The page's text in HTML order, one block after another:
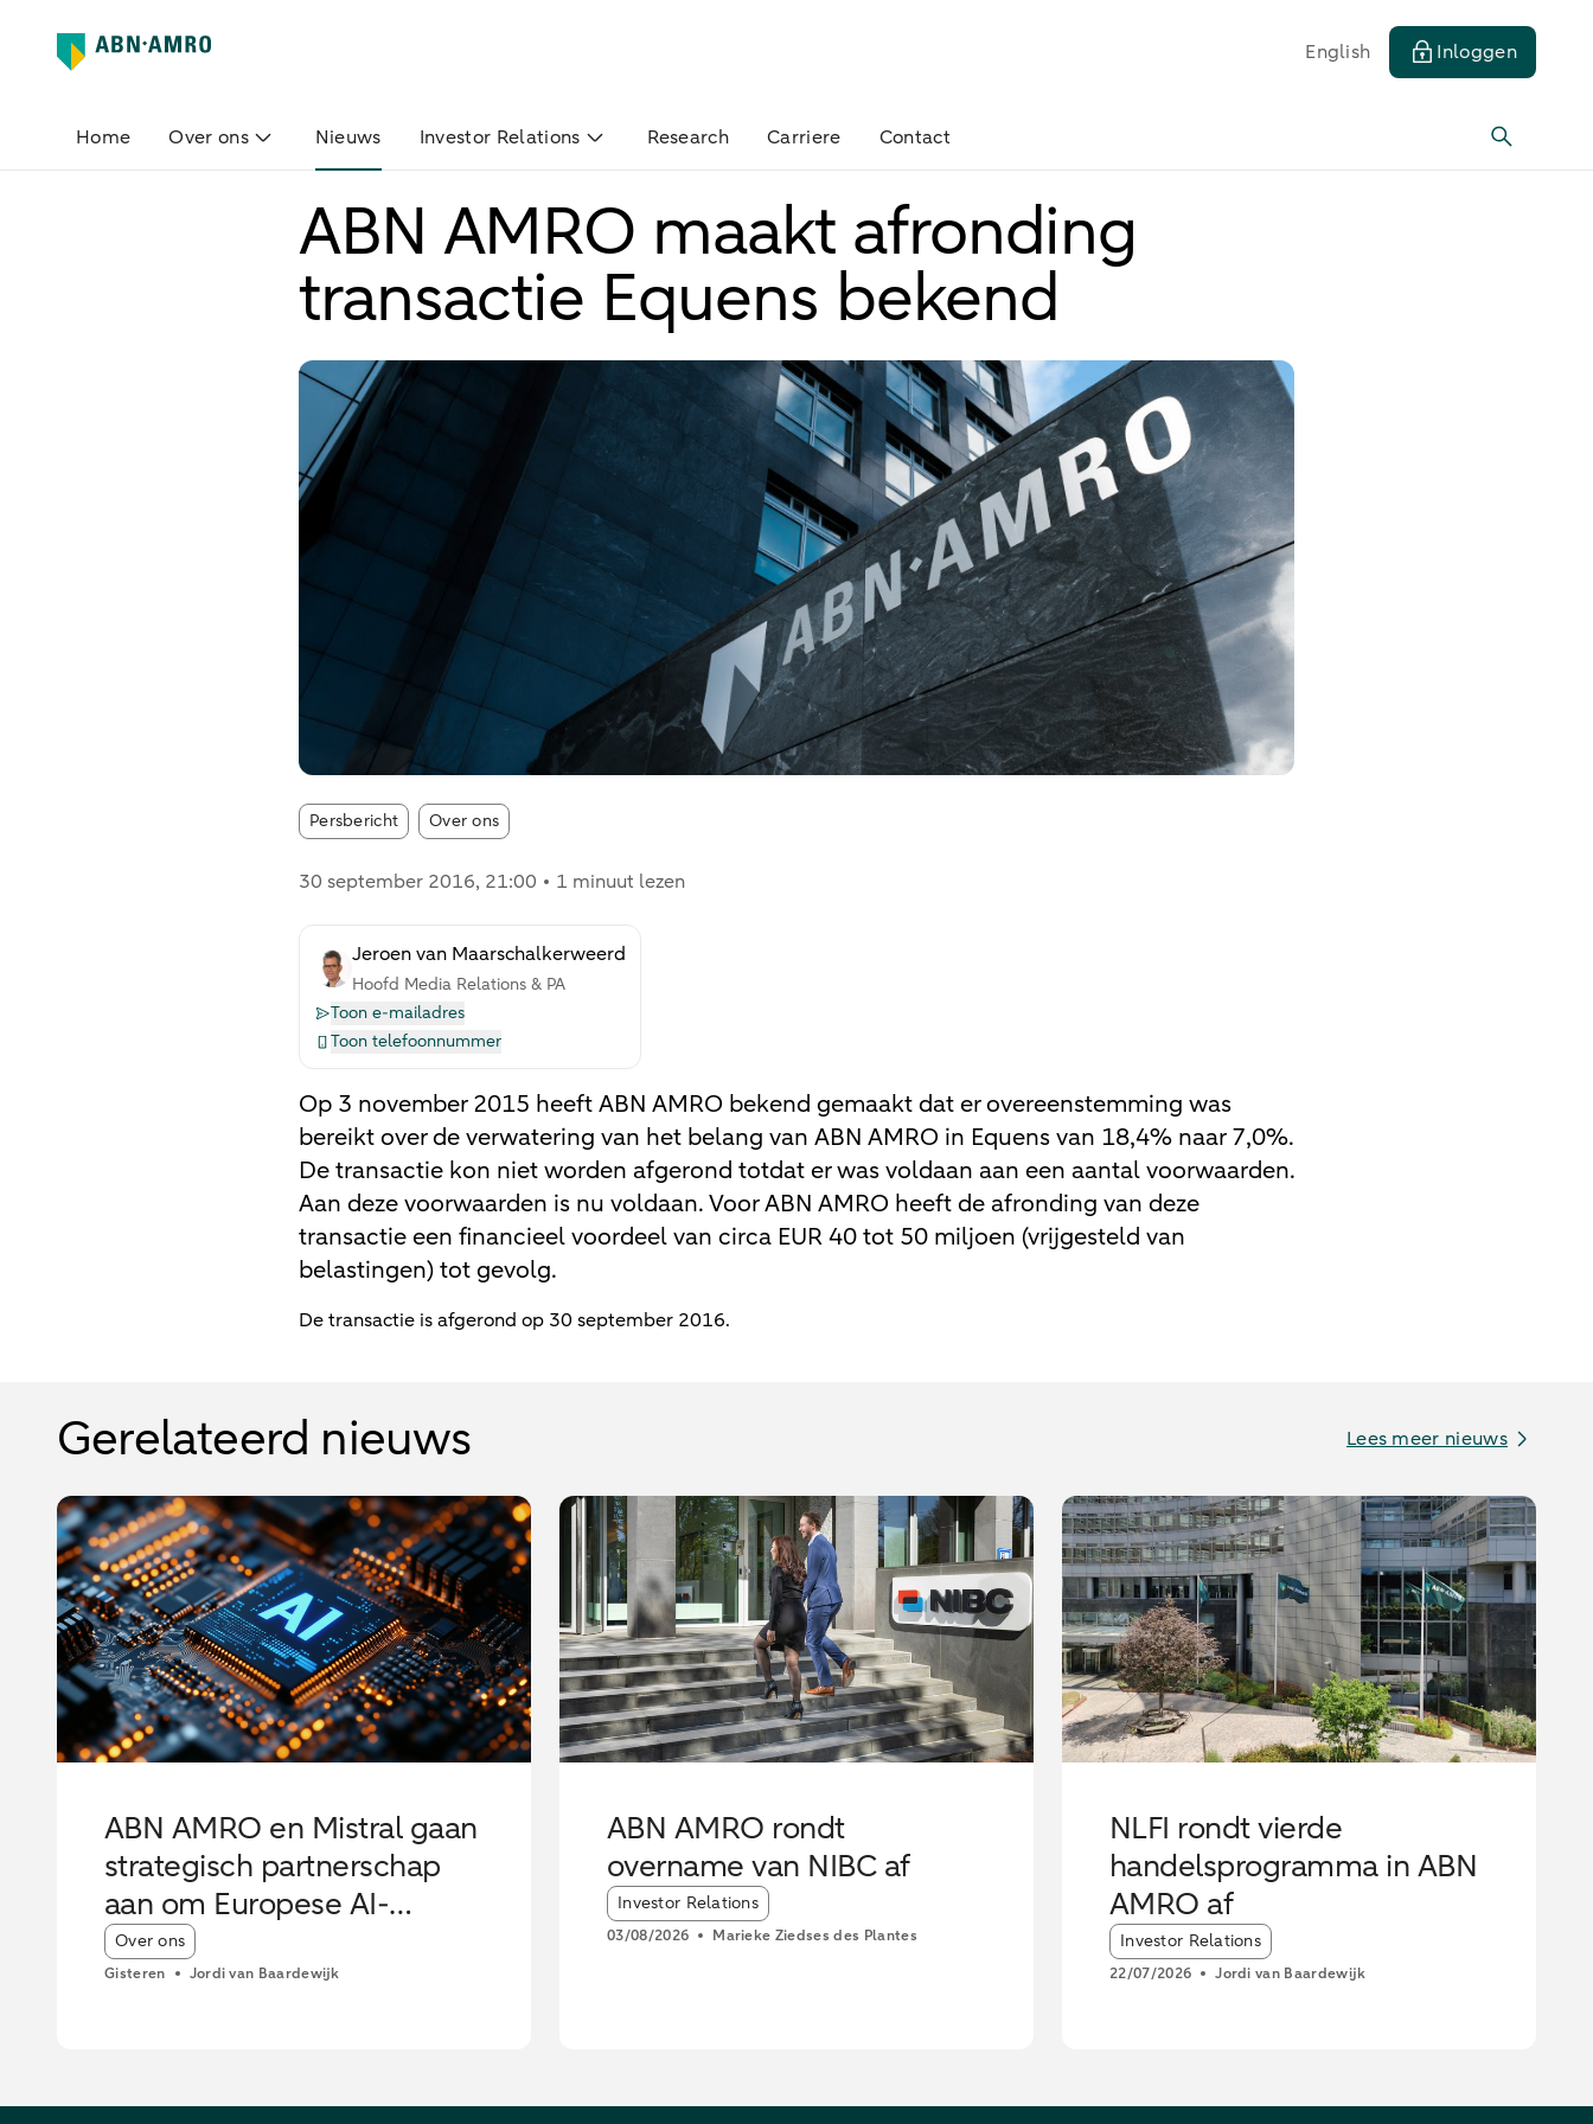
English Inloggen
Home Over ons Nieuws Investor Relations Research Carriere Contact
ABN AMRO maakt afronding
transactie Equens bekend
Persbericht Article tags:
Over ons
30 september 2016, 21:00 1 minuut lezen
Jeroen van Maarschalkerweerd
Hoofd Media Relations & PA
Toon e-mailadres
Toon telefoonnummer
Op 3 november 2015 heeft ABN AMRO bekend gemaakt dat er overeenstemming was
bereikt over de verwatering van het belang van ABN AMRO in Equens van 18,4% naar 7,0%.
De transactie kon niet worden afgerond totdat er was voldaan aan een aantal voorwaarden.
Aan deze voorwaarden is nu voldaan. Voor ABN AMRO heeft de afronding van deze
transactie een financieel voordeel van circa EUR 40 tot 50 miljoen (vrijgesteld van
belastingen) tot gevolg.
De transactie is afgerond op 30 september 2016.
Gerelateerd nieuws Lees meer nieuws
ABN AMRO en Mistral gaan
strategisch partnerschap
aan om Europese AI-
innovatie te versterken
Article tags:
Over ons
Gisteren Jordi van Baardewijk
ABN AMRO rondt
overname van NIBC af
Article tags:
Investor Relations
03/08/2026 Marieke Ziedses des Plantes
NLFI rondt vierde
handelsprogramma in ABN
AMRO af
Article tags:
Investor Relations
22/07/2026 Jordi van Baardewijk